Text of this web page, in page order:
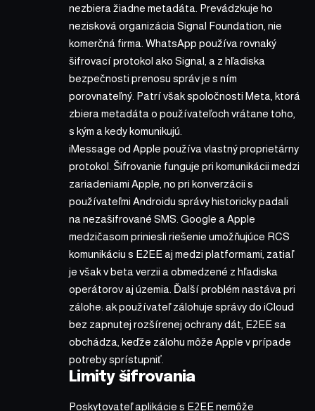
nezbiera žiadne metadáta. Prevádzkuje ho
nezisková organizácia Signal Foundation, nie
komerčná firma. WhatsApp používa rovnaký
šifrovací protokol ako Signal, a z hľadiska
bezpečnosti prenosu správ je s ním
porovnateľný. Patrí však spoločnosti Meta, ktorá
zbiera metadáta o používateľoch vrátane toho,
s kým a kedy komunikujú.
iMessage od Apple používa vlastný proprietárny
protokol. Šifrovanie funguje pri komunikácii medzi
zariadeniami Apple, no pri konverzácii s
používateľmi Androidu správy historicky padali
na nezašifrované SMS. Google a Apple
medzičasom priniesli riešenie umožňujúce RCS
komunikáciu s E2EE aj medzi platformami, zatiaľ
je však v beta verzii a obmedzené z hľadiska
operátorov aj územia. Ďalší problém nastáva pri
zálohe: ak používateľ zálohuje správy do iCloud
bez zapnutej rozšírenej ochrany dát, E2EE sa
obchádza, keďže zálohu môže Apple v prípade
potreby sprístupniť.
Limity šifrovania
Poskytovateľ aplikácie s E2EE nemôže